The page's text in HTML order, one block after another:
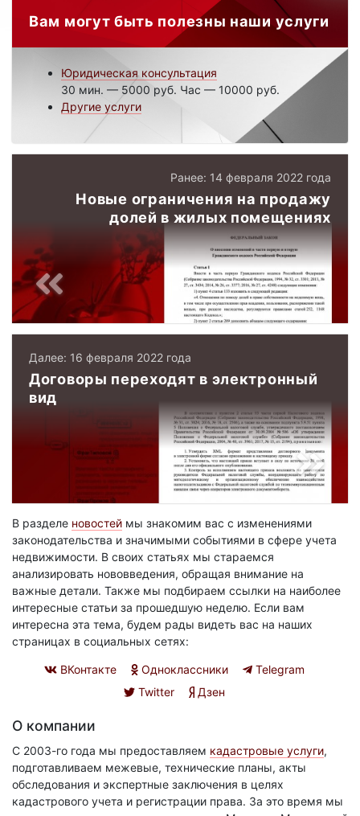
Вам могут быть полезны наши услуги
Юридическая консультация
30 мин. — 5000 руб. Час — 10000 руб.
Другие услуги
Ранее: 14 февраля 2022 года
Новые ограничения на продажу
долей в жилых помещениях
Далее: 16 февраля 2022 года
Договоры переходят в электронный
вид
В разделе новостей мы знакомим вас с изменениями
законодательства и значимыми событиями в сфере учета
недвижимости. В своих статьях мы стараемся
анализировать нововведения, обращая внимание на
важные детали. Также мы подбираем ссылки на наиболее
интересные статьи за прошедшую неделю. Если вам
интересна эта тема, будем рады видеть вас на наших
страницах в социальных сетях:
ВКонтакте Одноклассники
Telegram
Twitter
Дзен
О компании
С 2003-го года мы предоставляем кадастровые услуги,
подготавливаем межевые, технические планы, акты
обследования и экспертные заключения в целях
кадастрового учета и регистрации права. За это время мы